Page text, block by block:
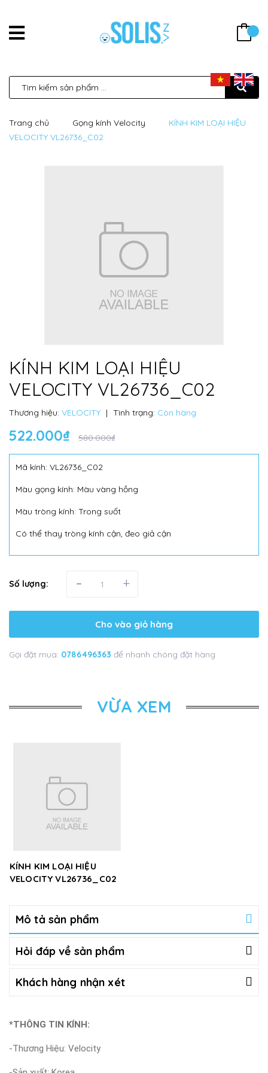
Trang chủ Gọng kính Velocity
KÍNH KIM LOẠI HIỆU
VELOCITY VL26736_C02
KÍNH KIM LOẠI HIỆU
VELOCITY VL26736_C02
Thương hiệu: VELOCITY | Tình trạng: Còn hàng
522.000₫ 580.000₫
Mã kính: VL26736_C02
Màu gọng kính: Màu vàng hồng
Màu tròng kính: Trong suốt
Có thể thay tròng kính cận, đeo giả cận
Số lượng: - +
Cho vào giỏ hàng
Gọi đặt mua: 0786496363 để nhanh chóng đặt hàng
VỪA XEM
KÍNH KIM LOẠI HIỆU
VELOCITY VL26736_C02
Mô tả sản phẩm
Hỏi đáp về sản phẩm
Khách hàng nhận xét
*THÔNG TIN KÍNH:
-Thương Hiệu: Velocity